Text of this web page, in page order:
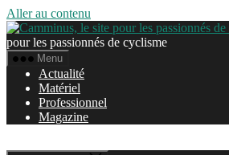
Aller au contenu
pour les passionnés de cyclisme
Menu
Actualité
Matériel
Professionnel
Magazine